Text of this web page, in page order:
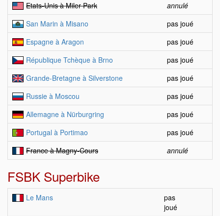
Etats-Unis à Miler Park
annulé
San Marin à Misano
pas joué
Espagne à Aragon
pas joué
République Tchèque à Brno
pas joué
Grande-Bretagne à Silverstone
pas joué
Russie à Moscou
pas joué
Allemagne à Nürburgring
pas joué
Portugal à Portimao
pas joué
France à Magny-Cours
annulé
FSBK Superbike
Le Mans
pas
joué